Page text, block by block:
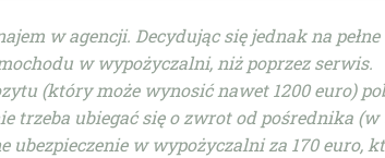
w agencji. Decydując się jednak na pełne
w wypożyczalni, niż poprzez serwis.
(który może wynosić nawet 1200 euro)
trzeba ubiegać się o zwrot od pośrednika (w
ubezpieczenie w wypożyczalni za 170 euro,